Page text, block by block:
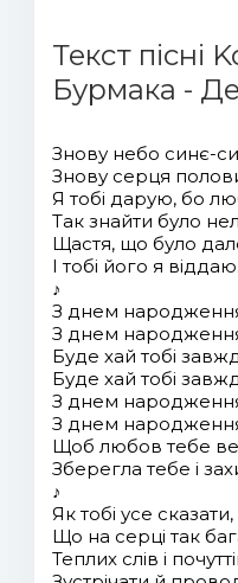
Текст пісні
Бурмака -
Знову небо синє-
Знову серця
Я тобі дарую, бо
Так знайти було
Щастя, що було
І тобі його я віддаю.
♪
З днем
З днем
Буде хай тобі
Буде хай тобі
З днем
З днем
Щоб любов тебе
Зберегла тебе і
♪
Як тобі усе сказати,
Що на серці так
Теплих слів і